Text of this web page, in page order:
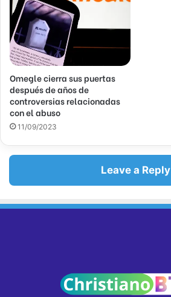
o
Omegle cierra sus puertas
después de años de
controversias relacionadas
con el abuso
11/09/2023
Leave a Reply